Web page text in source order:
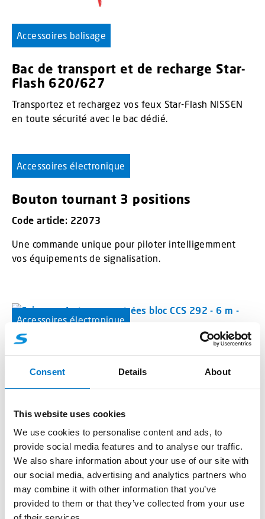
Consent Details About
This website uses cookies
We use cookies to personalise content and ads, to
provide social media features and to analyse our traffic.
We also share information about your use of our site with
our social media, advertising and analytics partners who
may combine it with other information that you’ve
provided to them or that they’ve collected from your use
Accessoires balisage
Bac de transport et de recharge Star-
Flash 620/627
Transportez et rechargez vos feux Star-Flash NISSEN
en toute sécurité avec le bac dédié.
Accessoires électronique
Bouton tournant 3 positions
Code article: 22073
Une commande unique pour piloter intelligemment
vos équipements de signalisation.
Accessoires électronique
Faisceau pour entrées
Code article: 25988
Accessoires rampes Rampes lumineuses
Option UniScreen pour rampe
Code article: 37898